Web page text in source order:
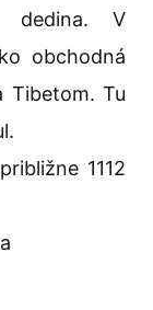
dedina. V
obchodná
Tibetom. Tu
1112